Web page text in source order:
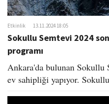
Etkinlik 13.11.2024 18:05
Sokullu Semtevi 2024
programı
Ankara'da bulunan
ev sahipliği yapıyor.